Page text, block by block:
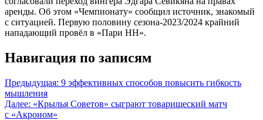
аренды. Об этом «Чемпионату» сообщил источник, знакомый
с ситуацией. Первую половину сезона-2023/2024 крайний
нападающий провёл в «Пари НН».
Навигация по записям
Предыдущая: 9 эффективных способов повысить гибкость
мышления
Далее: «Крылья Советов» сыграют товарищеский матч
с «Акроном»